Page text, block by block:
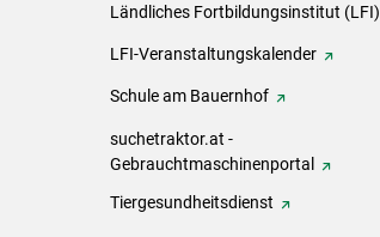
Ländliches Fortbildungsinstitut (LFI)
LFI-Veranstaltungskalender
Schule am Bauernhof
suchetraktor.at -
Gebrauchtmaschinenportal
Tiergesundheitsdienst